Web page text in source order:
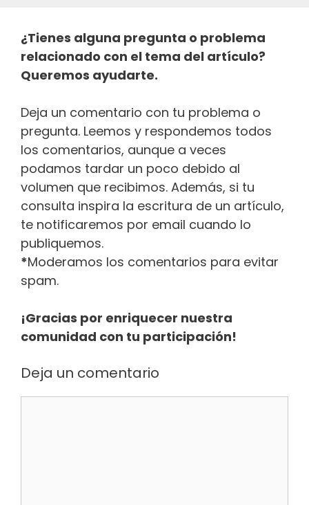
¿Tienes alguna pregunta o problema
relacionado con el tema del artículo?
Queremos ayudarte.
Deja un comentario con tu problema o
pregunta. Leemos y respondemos todos
los comentarios, aunque a veces
podamos tardar un poco debido al
volumen que recibimos. Además, si tu
consulta inspira la escritura de un artículo,
te notificaremos por email cuando lo
publiquemos.
*Moderamos los comentarios para evitar
spam.
¡Gracias por enriquecer nuestra
comunidad con tu participación!
Deja un comentario